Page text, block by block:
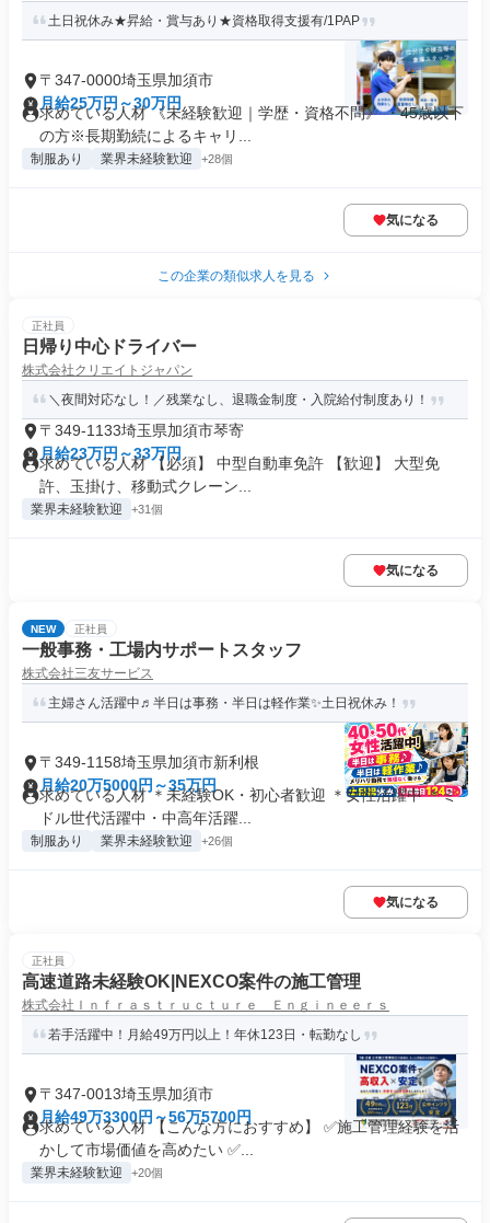
土日祝休み★昇給・賞与あり★資格取得支援有/1PAP
〒347-0000埼玉県加須市
月給25万円～30万円
求めている人材 《未経験歓迎｜学歴・資格不問》 ・45歳以下
の方※長期勤続によるキャリ...
制服あり 業界未経験歓迎 +28個
気になる
この企業の類似求人を見る
正社員
日帰り中心ドライバー
株式会社クリエイトジャパン
＼夜間対応なし！／残業なし、退職金制度・入院給付制度あり！
〒349-1133埼玉県加須市琴寄
月給23万円～33万円
求めている人材 【必須】 中型自動車免許 【歓迎】 大型免
許、玉掛け、移動式クレーン...
業界未経験歓迎 +31個
気になる
NEW 正社員
一般事務・工場内サポートスタッフ
株式会社三友サービス
主婦さん活躍中♬半日は事務・半日は軽作業✨土日祝休み！
〒349-1158埼玉県加須市新利根
月給20万5000円～35万円
求めている人材 ＊未経験OK・初心者歓迎 ＊女性活躍中 ＊ミ
ドル世代活躍中・中高年活躍...
制服あり 業界未経験歓迎 +26個
気になる
正社員
高速道路未経験OK|NEXCO案件の施工管理
株式会社Ｉｎｆｒａｓｔｒｕｃｔｕｒｅ Ｅｎｇｉｎｅｅｒｓ
若手活躍中！月給49万円以上！年休123日・転勤なし
〒347-0013埼玉県加須市
月給49万3300円～56万5700円
求めている人材 【こんな方におすすめ】 ✅施工管理経験を活
かして市場価値を高めたい ✅...
業界未経験歓迎 +20個